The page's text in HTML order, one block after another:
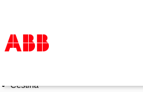
Products & Solutions
Čeština